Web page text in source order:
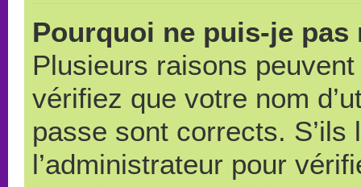
Pourquoi ne puis-je pas
Plusieurs raisons
vérifiez que votre nom
passe sont corrects.
l’administrateur pour